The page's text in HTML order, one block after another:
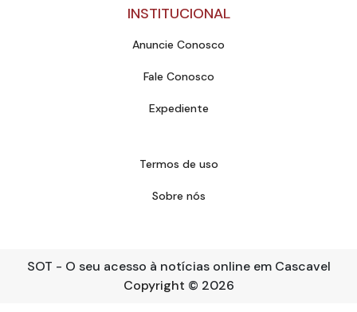
INSTITUCIONAL
Anuncie Conosco
Fale Conosco
Expediente
Termos de uso
Sobre nós
SOT - O seu acesso à notícias online em Cascavel
Copyright © 2026